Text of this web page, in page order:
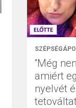
“Még
amiért
nyelvét